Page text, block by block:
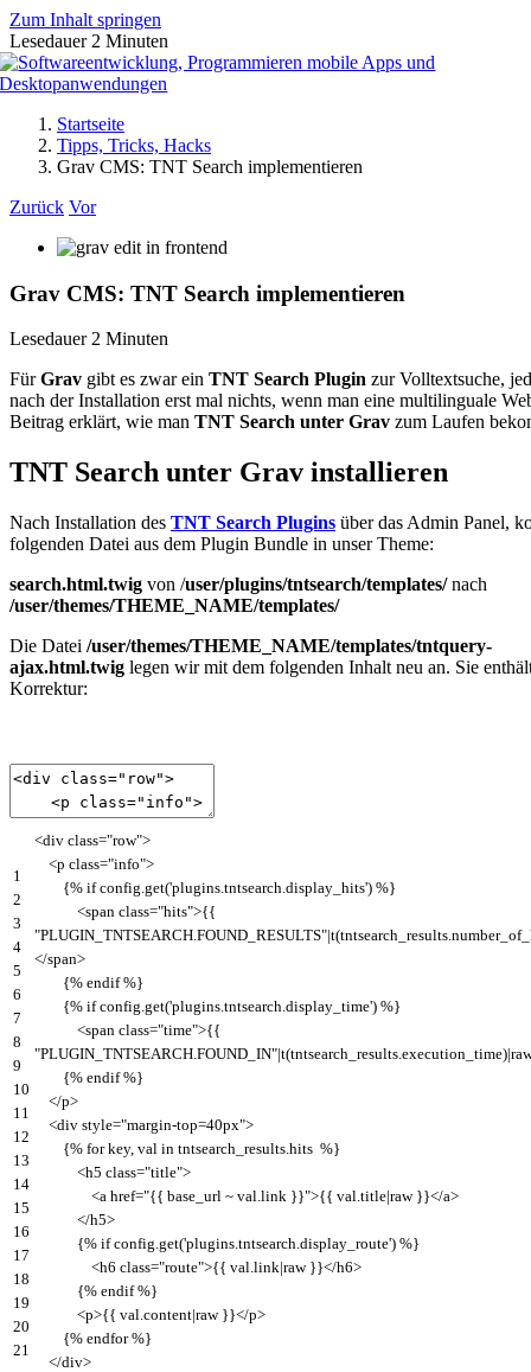
Zum Inhalt springen
Lesedauer 2 Minuten
Startseite
Tipps, Tricks, Hacks
Grav CMS: TNT Search implementieren
Zurück Vor
Grav CMS: TNT Search implementieren
Lesedauer 2 Minuten
FürGrav gibt es zwar ein TNT Search Plugin zur Volltextsuche,
nach der Installation erst mal nichts, wenn man eine multilinguale
Beitrag erklärt, wie man TNT Search unter Grav zum Laufen
TNT Search unter Grav installieren
Nach Installation des TNT Search Plugins über das Admin Panel,
folgenden Datei aus dem Plugin Bundle in unser Theme:
search.html.twig von /user/plugins/tntsearch/templates/nach
/user/themes/THEME_NAME/templates/
Die Datei /user/themes/THEME_NAME/templates/tntquery-
ajax.html.twig legen wir mit dem folgenden Inhalt neu an. Sie
Korrektur:
1
2
3
4
5
6
7
8
9
10
11
12
13
14
15
16
17
18
19
20
21
<div class="row">
<p class="info">
{% if config get('plugins.tntsearch.display_hits') %}
<span class="hits">{{
"PLUGIN_TNTSEARCH.FOUND_RESULTS"|t(tntsearch_results
</span>
{% endif %}
{% if config get('plugins.tntsearch.display_time') %}
<span class="time">{{
"PLUGIN_TNTSEARCH.FOUND_IN"|t(tntsearch_results execution_time)|
{% endif %}
</p>
<div style="margin-top=40px">
{% for key, val in tntsearch_results hits %}
<h5 class="title">
<a href="{{ base_url ~ val.link }}">{{ val title|raw }}</a>
</h5>
{% if config get('plugins.tntsearch.display_route') %}
<h6 class="route">{{ val link|raw }}</h6>
{% endif %}
<p>{{ val content|raw }}</p>
{% endfor %}
</div>